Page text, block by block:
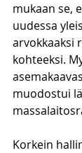
mukaan se,
uudessa
arvokkaaksi
kohteeksi.
muodostui
Korkein